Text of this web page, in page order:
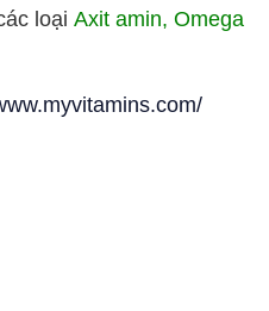
loại Axit amin, Omega